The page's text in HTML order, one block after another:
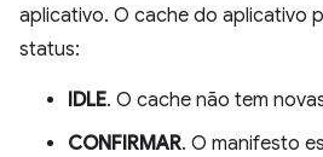
aplicativo. O cache do aplicativo
status:
IDLE. O cache não tem
CONFIRMAR. O manifesto